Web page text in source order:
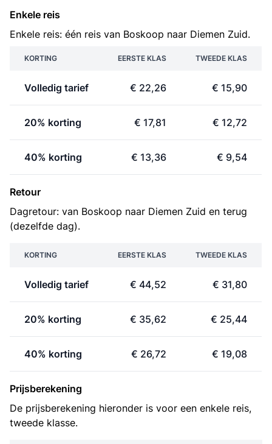
Enkele reis
Enkele reis: één reis van Boskoop naar Diemen Zuid.
KORTING EERSTE KLAS TWEEDE KLAS
Volledig tarief € 22,26 € 15,90
20% korting € 17,81 € 12,72
40% korting € 13,36 € 9,54
Retour
Dagretour: van Boskoop naar Diemen Zuid en terug
(dezelfde dag).
KORTING EERSTE KLAS TWEEDE KLAS
Volledig tarief € 44,52 € 31,80
20% korting € 35,62 € 25,44
40% korting € 26,72 € 19,08
Prijsberekening
De prijsberekening hieronder is voor een enkele reis,
tweede klasse.